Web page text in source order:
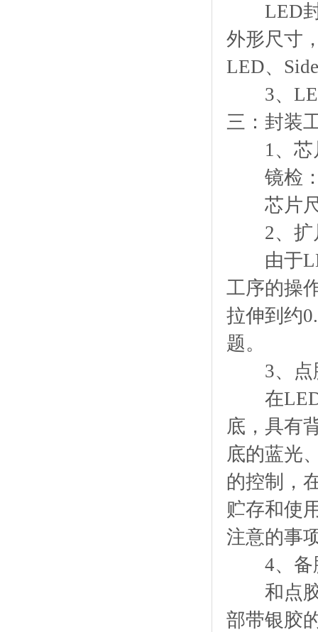
LED封
外形尺寸
LED、
3、
三：封装
1、芯
镜检：
芯片尺
2、扩
由于
工序的操
拉伸到约
题。
3、点
在LED
底，具有
底的蓝光
的控制，
贮存和使
注意的事
4、备
和点胶
部带银胶